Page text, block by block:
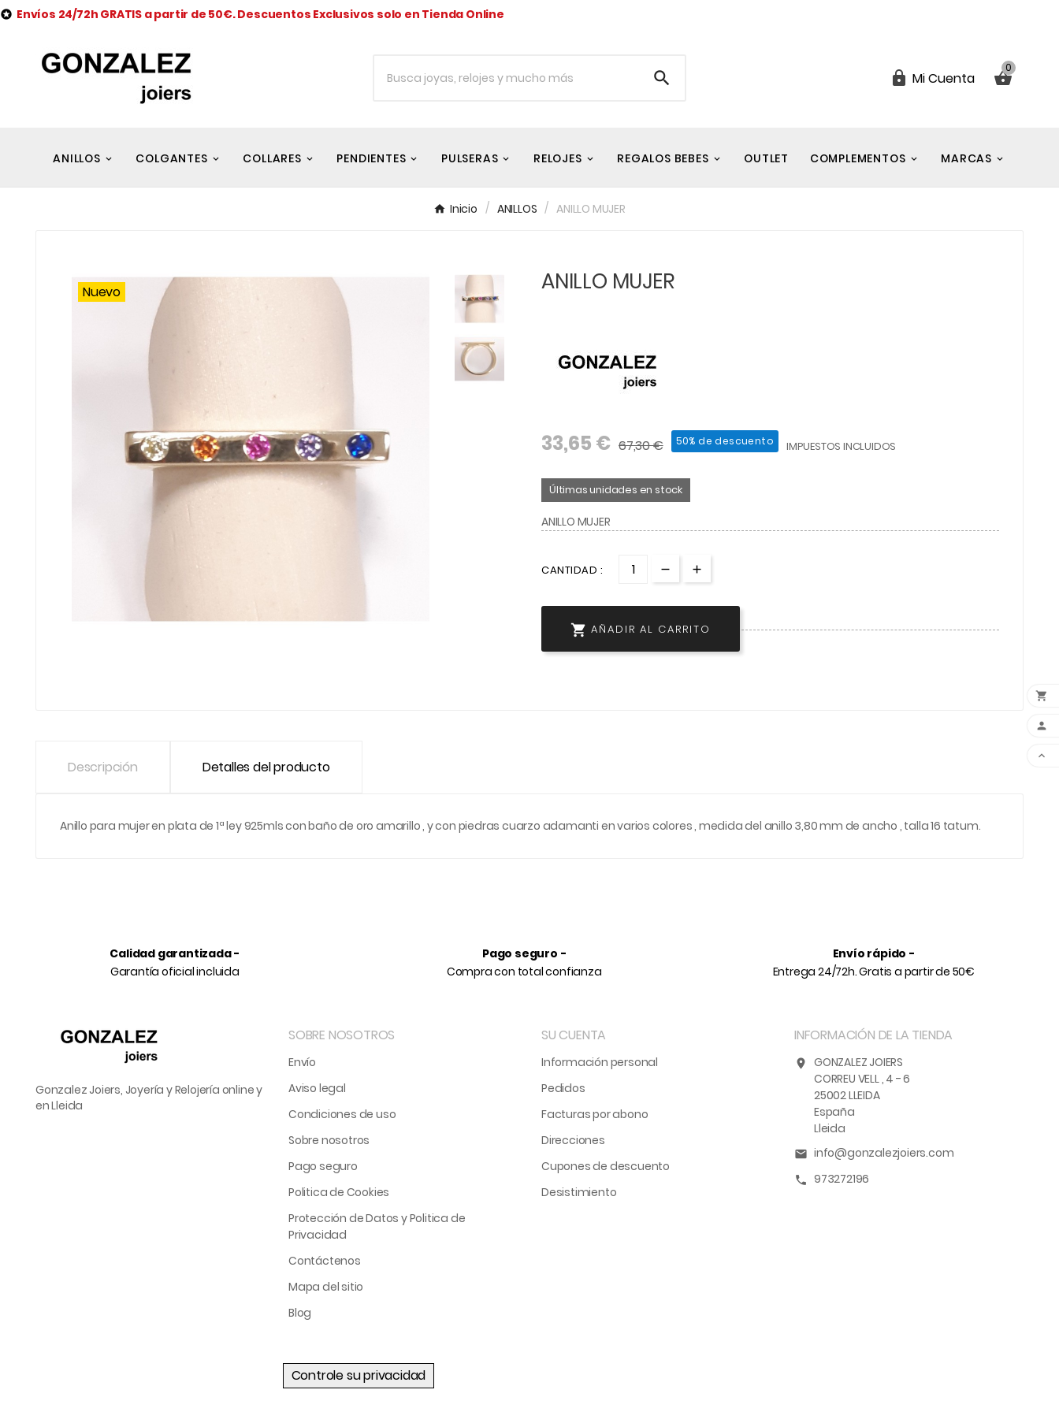
 Envíos 24/72h GRATIS a partir de 50€. Descuentos Exclusivos solo en Tienda Online
  Mi Cuenta 
0
ANILLOS COLGANTES COLLARES PENDIENTES PULSERAS RELOJES REGALOS BEBES OUTLET COMPLEMENTOS MARCAS
Inicio ANILLOS ANILLO MUJER
Nuevo ANILLO MUJER
33,65 € 67,30 € 50% de descuento IMPUESTOS INCLUIDOS
Últimas unidades en stock
ANILLO MUJER
CANTIDAD :
 AÑADIR AL CARRITO
Descripción Detalles del producto
Anillo para mujer en plata de 1ª ley 925mls con baño de oro amarillo , y con piedras cuarzo adamanti en varios colores , medida del anillo 3,80 mm de ancho , talla 16 tatum.
Calidad garantizada -
Garantía oficial incluida
Pago seguro -
Compra con total confianza
Envío rápido -
Entrega 24/72h. Gratis a partir de 50€
Gonzalez Joiers, Joyería y Relojería online y
en Lleida
SOBRE NOSOTROS
Envío
Aviso legal
Condiciones de uso
Sobre nosotros
Pago seguro
Politica de Cookies
Protección de Datos y Politica de
Privacidad
Contáctenos
Mapa del sitio
Blog
SU CUENTA
Información personal
Pedidos
Facturas por abono
Direcciones
Cupones de descuento
Desistimiento
INFORMACIÓN DE LA TIENDA
location_on
GONZALEZ JOIERS
CORREU VELL , 4 - 6
25002 LLEIDA
España
Lleida
email info@gonzalezjoiers.com
call 973272196
Controle su privacidad


